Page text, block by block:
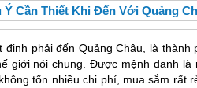
Cần Thiết Khi Đến Với Quảng
định phải đến Quảng Châu, là
giới nói chung. Được mệnh danh là
tốn nhiều chi phí, mua sắm rất